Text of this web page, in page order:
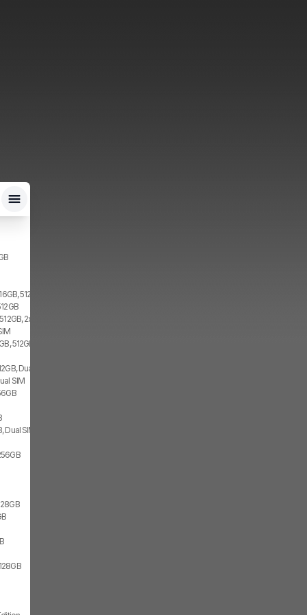
512GB, 2x SIM
2x SIM
512GB, 2x SIM
Dual SIM
SIM
SIM